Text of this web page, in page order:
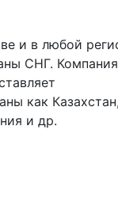
и в любой
СНГ. Компания
как
и др.